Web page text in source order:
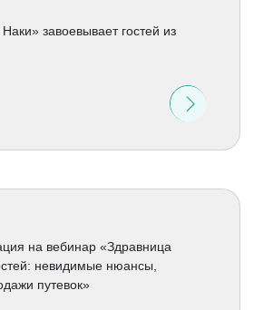
завоевывает гостей из
на вебинар «Здравница
невидимые нюансы,
путевок»